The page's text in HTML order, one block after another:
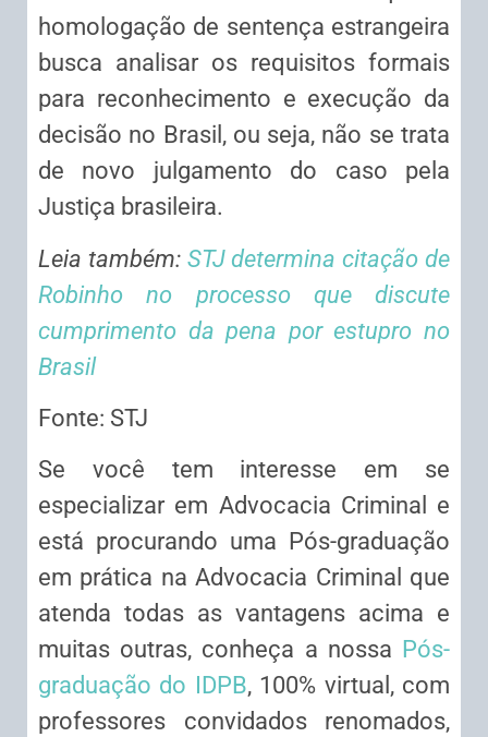
homologação de sentença estrangeira
busca analisar os requisitos formais
para reconhecimento e execução da
decisão no Brasil, ou seja, não se trata
de novo julgamento do caso pela
Justiça brasileira.
Leia também: STJ determina citação de
Robinho no processo que discute
cumprimento da pena por estupro no
Brasil
Fonte: STJ
Se você tem interesse em se
especializar em Advocacia Criminal e
está procurando uma Pós-graduação
em prática na Advocacia Criminal que
atenda todas as vantagens acima e
muitas outras, conheça a nossa Pós-
graduação do IDPB, 100% virtual, com
professores convidados renomados,